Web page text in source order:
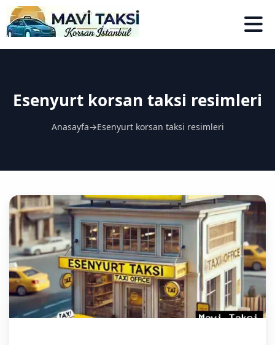
Esenyurt korsan taksi resimleri
Anasayfa→Esenyurt korsan taksi resimleri